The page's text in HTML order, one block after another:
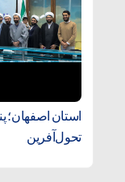
استان اصفهان؛
تحول‌آفرین